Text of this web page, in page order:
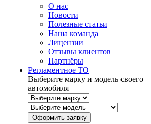
О нас
Новости
Полезные статьи
Наша команда
Лицензии
Отзывы клиентов
Партнёры
Регламентное ТО
Выберите марку и модель своего
автомобиля